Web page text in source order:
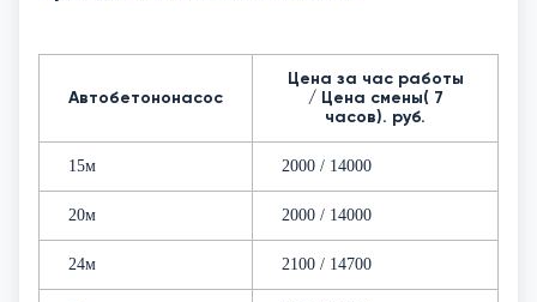
Автобетононасос
Цена за час работы
/ Цена смены( 7
часов). руб.
15м 2000 / 14000
20м 2000 / 14000
24м 2100 / 14700